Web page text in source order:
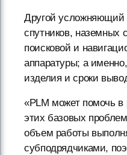
Другой усложняющий
спутников, наземных
поисковой и
аппаратуры; а
изделия и сроки
«PLM может помочь
этих базовых
объем работы
субподрядчиками,